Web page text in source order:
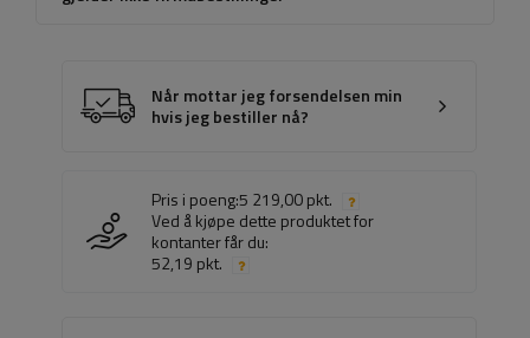
Når mottar jeg forsendelsen min
hvis jeg bestiller nå?
Pris i poeng:5 219,00 pkt.
Ved å kjøpe dette produktet for
kontanter får du:
52,19 pkt.